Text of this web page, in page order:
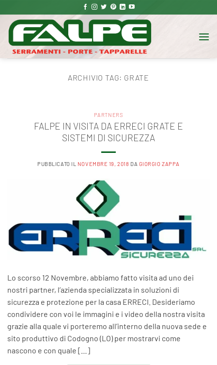
ai
contenuti
ARCHIVIO TAG: GRATE
PARTNERS
FALPE IN VISITA DA ERRECI GRATE E
SISTEMI DI SICUREZZA
PUBBLICATO IL NOVEMBRE 19, 2018 DA GIORGIO ZAPPA
Lo scorso 12 Novembre, abbiamo fatto visita ad uno dei
nostri partner, l’azienda specializzata in soluzioni di
sicurezza e protezione per la casa ERRECI. Desideriamo
condividere con voi le immagini e i video della nostra visita
grazie alla quale vi porteremo all’interno della nuova sede e
sito produttivo di Codogno (LO) per mostrarvi come
nascono e con quale […]